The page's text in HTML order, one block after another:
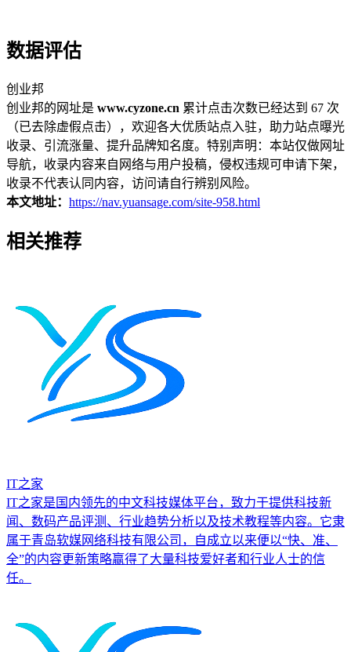
数据评估
创业邦
创业邦的网址是 www.cyzone.cn 累计点击次数已经达到 67 次
（已去除虚假点击），欢迎各大优质站点入驻，助力站点曝光
收录、引流涨量、提升品牌知名度。特别声明：本站仅做网址
导航，收录内容来自网络与用户投稿，侵权违规可申请下架，
收录不代表认同内容，访问请自行辨别风险。
本文地址： https://nav.yuansage.com/site-958.html
相关推荐
IT之家
IT之家是国内领先的中文科技媒体平台，致力于提供科技新
闻、数码产品评测、行业趋势分析以及技术教程等内容。它隶
属于青岛软媒网络科技有限公司，自成立以来便以“快、准、
全”的内容更新策略赢得了大量科技爱好者和行业人士的信
任。